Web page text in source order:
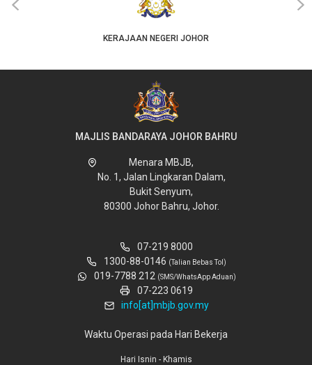
KERAJAAN NEGERI JOHOR
‹ ›
MAJLIS BANDARAYA JOHOR BAHRU
Menara MBJB,
No. 1, Jalan Lingkaran Dalam,
Bukit Senyum,
80300 Johor Bahru, Johor.
07-219 8000
1300-88-0146 (Talian Bebas Tol)
019-7788 212 (SMS/WhatsApp Aduan)
07-223 0619
info[at]mbjb.gov.my
Waktu Operasi pada Hari Bekerja
Hari Isnin - Khamis